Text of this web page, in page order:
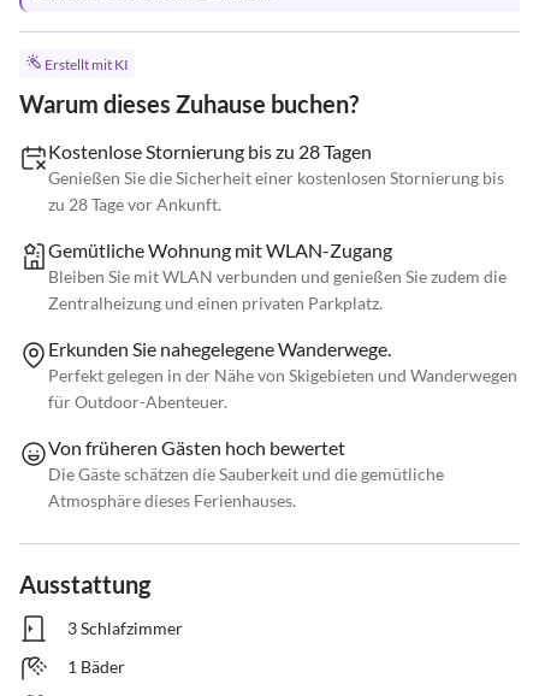
Erstellt mit KI
Warum dieses Zuhause buchen?
Kostenlose Stornierung bis zu 28 Tagen
Genießen Sie die Sicherheit einer kostenlosen Stornierung bis
zu 28 Tage vor Ankunft.
Gemütliche Wohnung mit WLAN-Zugang
Bleiben Sie mit WLAN verbunden und genießen Sie zudem die
Zentralheizung und einen privaten Parkplatz.
Erkunden Sie nahegelegene Wanderwege.
Perfekt gelegen in der Nähe von Skigebieten und Wanderwegen
für Outdoor-Abenteuer.
Von früheren Gästen hoch bewertet
Die Gäste schätzen die Sauberkeit und die gemütliche
Atmosphäre dieses Ferienhauses.
Ausstattung
3 Schlafzimmer
1 Bäder